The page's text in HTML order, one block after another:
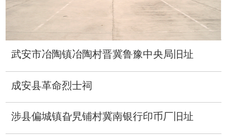
武安市冶陶镇冶陶村晋冀鲁豫中央局旧址
成安县革命烈士祠
涉县偏城镇旮旯铺村冀南银行印币厂旧址